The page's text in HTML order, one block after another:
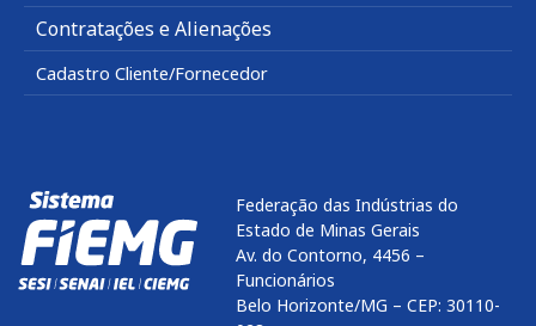
Contratações e Alienações
Cadastro Cliente/Fornecedor
Federação das Indústrias do
Estado de Minas Gerais
Av. do Contorno, 4456 –
Funcionários
Belo Horizonte/MG – CEP: 30110-